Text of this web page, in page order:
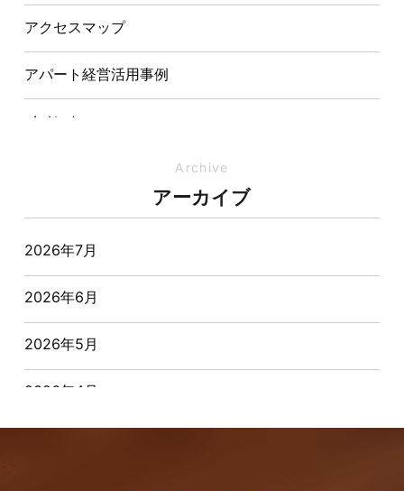
表敬訪問を行いました
アクセスマップ
アパート経営活用事例
イベント
オーナー様からの質問
おすすめ物件
お客様インタビュー
お客様の声
Archive
アーカイブ
2026年7月
2026年6月
2026年5月
2026年4月